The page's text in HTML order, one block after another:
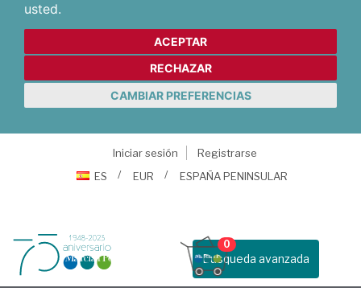
usted.
ACEPTAR
RECHAZAR
CAMBIAR PREFERENCIAS
Iniciar sesión
Registrarse
ES
EUR ESPAÑA PENINSULAR
Busqueda avanzada
0